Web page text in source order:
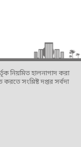
নিয়মিত হালনাগাদ করা
সংশ্লিষ্ট দপ্তর সর্বদা